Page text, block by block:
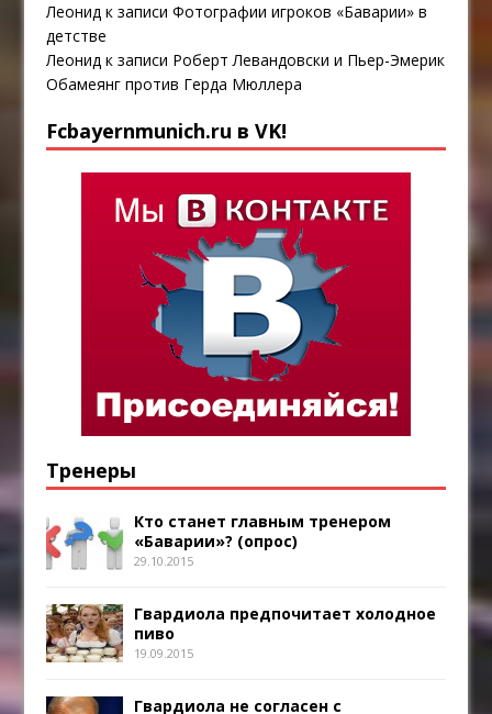
Леонид к записиФотографии игроков «Баварии» в
детстве
Леонид к записи Роберт Левандовски и Пьер-Эмерик
Обамеянг против Герда Мюллера
Fcbayernmunich.ru в VK!
Тренеры
Кто станет главным тренером
«Баварии»? (опрос)
29.10.2015
Гвардиола предпочитает холодное
пиво
19.09.2015
Гвардиола не согласен с